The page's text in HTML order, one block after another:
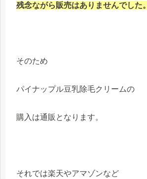
残念ながら販売はありませんでした。
そのため
パイナップル豆乳除毛クリームの
購入は通販となります。
それでは楽天やアマゾンなど